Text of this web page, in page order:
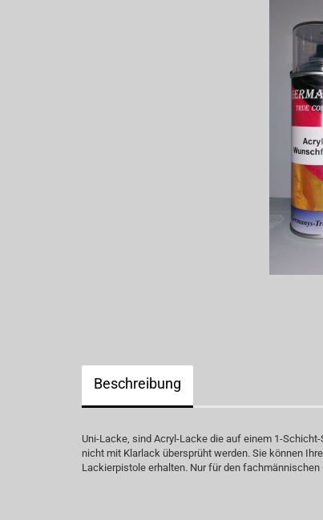
Beschreibung
Uni-Lacke, sind Acryl-Lacke die auf einem 1-
nicht mit Klarlack übersprüht werden. Sie können
Lackierpistole erhalten. Nur für den fachmännischen